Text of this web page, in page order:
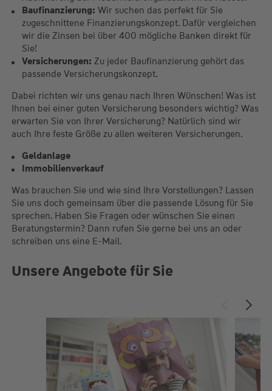
Baufinanzierung: Wir suchen das perfekt für Sie
zugeschnittene Finanzierungskonzept. Dafür vergleichen
wir die Zinsen bei über 400 mögliche Banken direkt für
Sie!
Versicherungen: Zu jeder Baufinanzierung gehört das
passende Versicherungskonzept.
Dabei richten wir uns genau nach Ihren Wünschen! Was ist
Ihnen bei einer guten Versicherung besonders wichtig? Was
erwarten Sie von Ihrer Versicherung? Natürlich sind wir
auch Ihre feste Größe zu allen weiteren Versicherungen.
Geldanlage
Immobilienverkauf
Was brauchen Sie und wie sind Ihre Vorstellungen? Lassen
Sie uns doch gemeinsam über die passende Lösung für Sie
sprechen. Haben Sie Fragen oder wünschen Sie einen
Beratungstermin? Dann rufen Sie gerne bei uns an oder
schreiben uns eine E-Mail.
Unsere Angebote für Sie